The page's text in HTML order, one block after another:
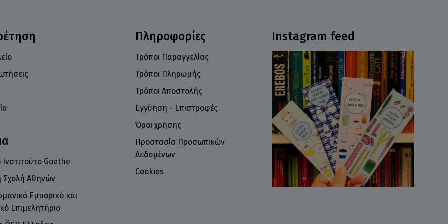
Instagram feed
Ινστιτούτο Goethe
Σχολή Αθηνών
Εμπορικό και
Επιμελητήριο
Πληροφορίες
Τρόποι Παραγγελίας
Τρόποι Πληρωμής
Τρόποι Αποστολής
Εγγύηση - Επιστροφές
Όροι χρήσης
Προστασία Προσωπικών
Δεδομένων
Cookies